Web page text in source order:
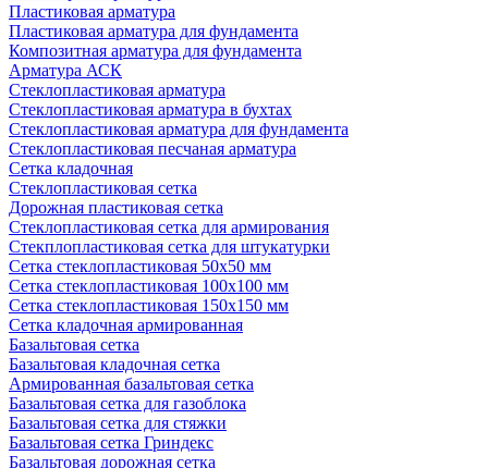
Пластиковая арматура
Пластиковая арматура для фундамента
Композитная арматура для фундамента
Арматура АСК
Cтеклопластиковая арматура
Стеклопластиковая арматура в бухтах
Стеклопластиковая арматура для фундамента
Стеклопластиковая песчаная арматура
Сетка кладочная
Стеклопластиковая сетка
Дорожная пластиковая сетка
Стеклопластиковая сетка для армирования
Стекплопластиковая сетка для штукатурки
Сетка стеклопластиковая 50x50 мм
Сетка стеклопластиковая 100x100 мм
Сетка стеклопластиковая 150x150 мм
Сетка кладочная армированная
Базальтовая сетка
Базальтовая кладочная сетка
Армированная базальтовая сетка
Базальтовая сетка для газоблока
Базальтовая сетка для стяжки
Базальтовая сетка Гриндекс
Базальтовая дорожная сетка